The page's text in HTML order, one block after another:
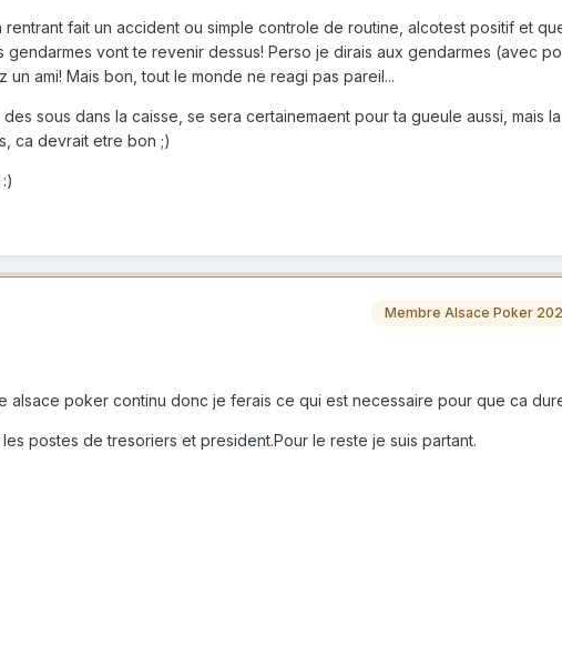
fait un accident ou simple controle de routine, alcotest positif et
gendarmes vont te revenir dessus! Perso je dirais aux gendarmes (avec
ami! Mais bon, tout le monde ne reagi pas pareil...
sous dans la caisse, se sera certainemaent pour ta gueule aussi, mais
ca devrait etre bon ;)
Membre Alsace Poker
alsace poker continu donc je ferais ce qui est necessaire pour que ca
postes de tresoriers et president.Pour le reste je suis partant.